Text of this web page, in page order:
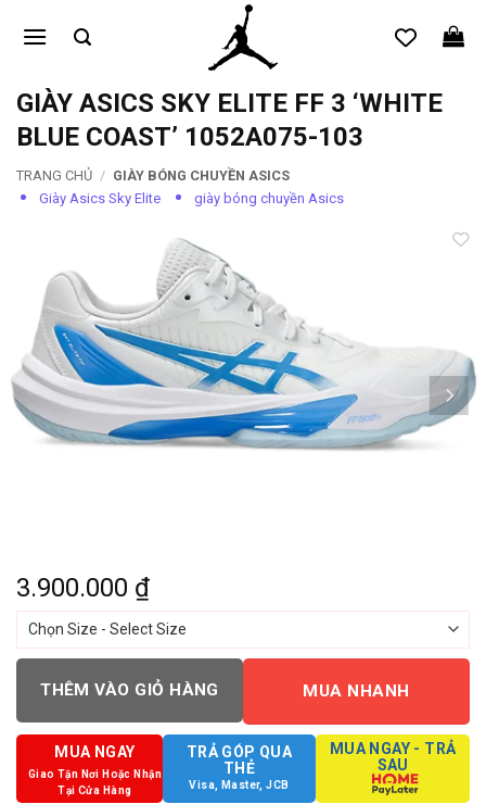
qua
dungGIÀY ASICS SKY ELITE FF 3 ‘WHITE
BLUE COAST’ 1052A075-103
TRANG CHỦ / GIÀY BÓNG CHUYỀN ASICS
Giày Asics Sky Elite
giày bóng chuyền Asics
3.900.000 ₫
THÊM VÀO GIỎ HÀNG MUA NHANH
MUA NGAY
Giao Tận Nơi Hoặc Nhận
Tại Cửa Hàng
TRẢ GÓP QUA
THẺ
Visa, Master, JCB
MUA NGAY - TRẢ
SAU